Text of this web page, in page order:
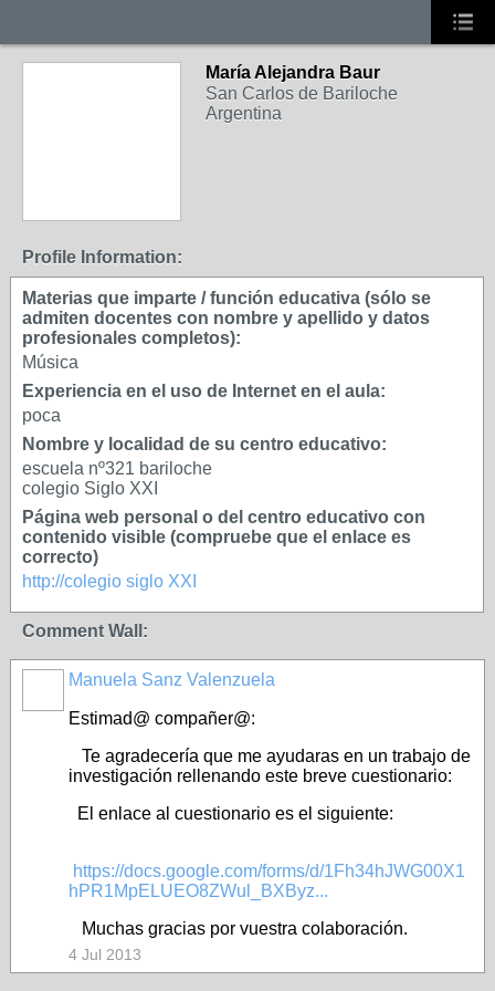
María Alejandra Baur
San Carlos de Bariloche
Argentina
Profile Information:
Materias que imparte / función educativa (sólo se
admiten docentes con nombre y apellido y datos
profesionales completos):
Música
Experiencia en el uso de Internet en el aula:
poca
Nombre y localidad de su centro educativo:
escuela nº321 bariloche
colegio Siglo XXI
Página web personal o del centro educativo con
contenido visible (compruebe que el enlace es
correcto)
http://colegio siglo XXI
Comment Wall:
Manuela Sanz Valenzuela
Estimad@ compañer@:
Te agradecería que me ayudaras en un trabajo de
investigación rellenando este breve cuestionario:
El enlace al cuestionario es el siguiente:
https://docs.google.com/forms/d/1Fh34hJWG00X1
hPR1MpELUEO8ZWul_BXByz...
Muchas gracias por vuestra colaboración.
4 Jul 2013